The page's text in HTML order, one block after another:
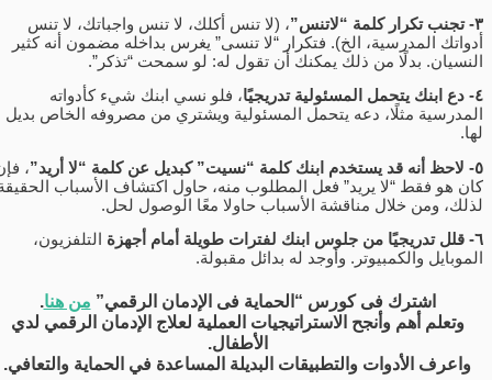
، (لا تنس أكلك، لا تنس واجباتك، لا تنس
أدواتك المدرسية، الخ). فتكرار “لا تنسى” يغرس بداخله مضمون أنه كثير
النسيان. بدلًا من ذلك يمكنك أن تقول له: لو سمحت “تذكر”.
، فلو نسي ابنك شيء كأدواته
المدرسية مثلًا، دعه يتحمل المسئولية ويشتري من مصروفه الخاص بديل
لها.
، فإن
كان هو فقط “لا يريد” فعل المطلوب منه، حاول اكتشاف الأسباب الحقيقة
لذلك، ومن خلال مناقشة الأسباب حاولا معًا الوصول لحل.
التلفزيون،
الموبايل والكمبيوتر. وأوجد له بدائل مقبولة.
اشترك فى كورس “الحماية فى الإدمان الرقمي”من هنا.
وتعلم أهم وأنجح الاستراتيجيات العملية لعلاج الإدمان الرقمي لدي
الأطفال.
واعرف الأدوات والتطبيقات البديلة المساعدة في الحماية والتعافي.